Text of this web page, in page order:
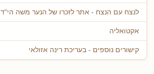
לנצח עם הנצח - אתר לזכרו של הנער משה הי"ד
אקטואליה
קישורים נוספים - בעריכת רינה אזולאי